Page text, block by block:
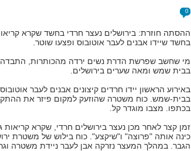
0
ההסתה חוזרת: בירושלים נעצר חרדי בחשד שקרא
בחשד שיידו אבנים לעבר אוטובוס ופצעו שוטר.
מי שחשב שפרשת הדרת נשים ירדה מהכותרות, התבדה.
בבית שמש ומאה שערים בירושלים.
באירוע הראשון יידו חרדים קיצונים אבנים לעבר
בבית-שמש. כוח משטרה שהוזעק למקום פיזר את
בכתפו. מצבו מוגדר קל.
זמן קצר לאחר מכן נעצר בירושלים חרדי, שקרא
כינה אותה "פרוצה" ו"שיקצע". כוח בילוש של משטרת
הגבר. במהלך המעצר נזרקה אבן לעבר ניידת משטרה